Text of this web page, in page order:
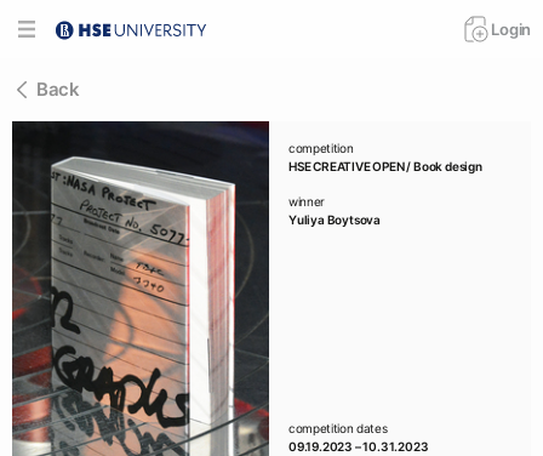
Login
Back
competition
HSE CREATIVE OPEN / Book design
winner
Yuliya Boytsova
competition dates
09.19.2023 – 10.31.2023